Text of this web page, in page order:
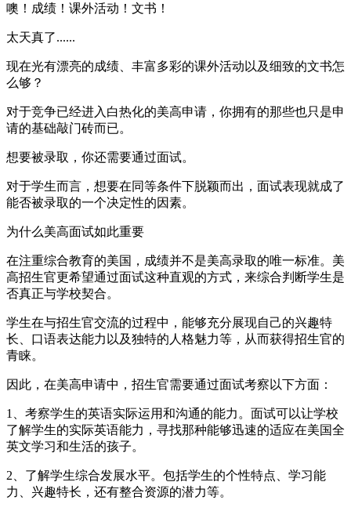
噢！成绩！课外活动！文书！
太天真了......
现在光有漂亮的成绩、丰富多彩的课外活动以及细致的文书怎
么够？
对于竞争已经进入白热化的美高申请，你拥有的那些也只是申
请的基础敲门砖而已。
想要被录取，你还需要通过面试。
对于学生而言，想要在同等条件下脱颖而出，面试表现就成了
能否被录取的一个决定性的因素。
为什么美高面试如此重要
在注重综合教育的美国，成绩并不是美高录取的唯一标准。美
高招生官更希望通过面试这种直观的方式，来综合判断学生是
否真正与学校契合。
学生在与招生官交流的过程中，能够充分展现自己的兴趣特
长、口语表达能力以及独特的人格魅力等，从而获得招生官的
青睐。
因此，在美高申请中，招生官需要通过面试考察以下方面：
1、考察学生的英语实际运用和沟通的能力。面试可以让学校
了解学生的实际英语能力，寻找那种能够迅速的适应在美国全
英文学习和生活的孩子。
2、了解学生综合发展水平。包括学生的个性特点、学习能
力、兴趣特长，还有整合资源的潜力等。